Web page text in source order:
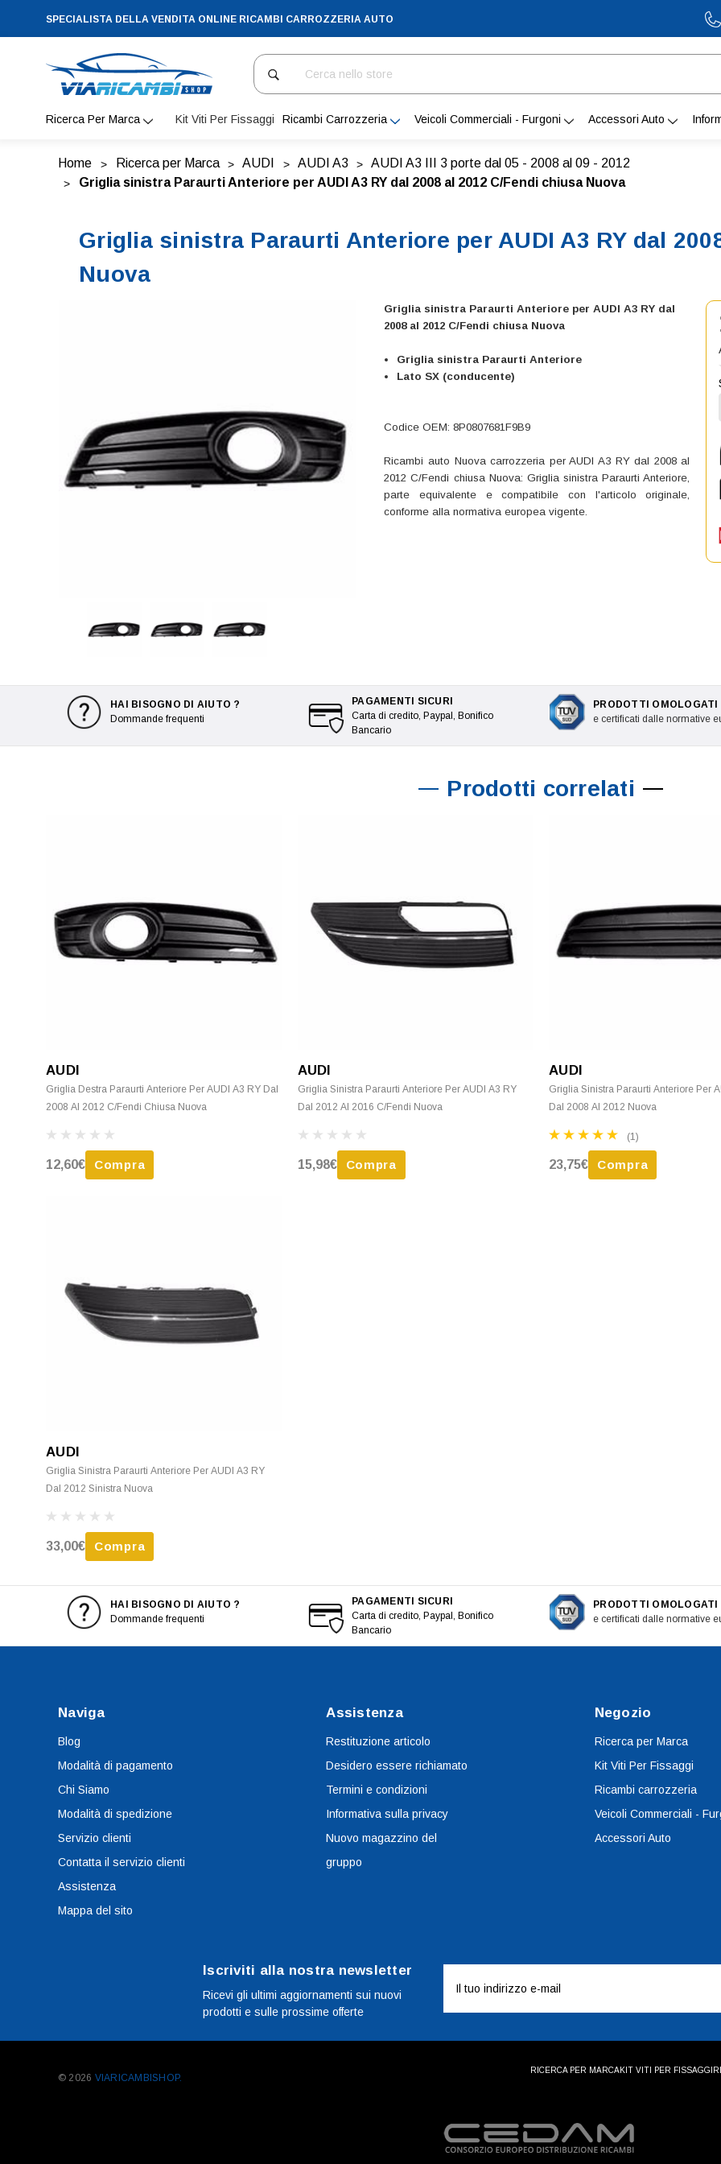
SPECIALISTA DELLA VENDITA ONLINE RICAMBI CARROZZERIA AUTO
Cerca
Ricerca Per Marca Kit Viti Per Fissaggi Ricambi Carrozzeria Veicoli Commerciali - Furgoni Accessori Auto
Home Ricerca per Marca AUDI AUDI A3
AUDI A3 III 3 porte dal 05 - 2008 al 09 - 2012
Griglia sinistra Paraurti Anteriore per AUDI A3 RY dal 2008 al 2012 C/Fendi chiusa Nuova
Griglia sinistra Paraurti Anteriore per AUDI A3 RY dal
Nuova
Griglia sinistra Paraurti Anteriore per AUDI A3 RY dal
2008 al 2012 C/Fendi chiusa Nuova
Griglia sinistra Paraurti Anteriore
Lato SX (conducente)
Codice OEM: 8P0807681F9B9
Ricambi auto Nuova carrozzeria per AUDI A3 RY dal 2008 al
2012 C/Fendi chiusa Nuova: Griglia sinistra Paraurti Anteriore,
parte equivalente e compatibile con l'articolo originale,
conforme alla normativa europea vigente.
HAI BISOGNO DI AIUTO ?
Dommande frequenti
PAGAMENTI SICURI
Carta di credito, Paypal, Bonifico
Bancario
PRODOTTI OMOLOGATI
e certificati dalle normative
Prodotti correlati
AUDI
Griglia Destra Paraurti Anteriore Per AUDI A3 RY Dal
2008 Al 2012 C/Fendi Chiusa Nuova
12,60€ Compra
AUDI
Griglia Sinistra Paraurti Anteriore Per AUDI A3 RY
Dal 2012 Al 2016 C/Fendi Nuova
15,98€ Compra
AUDI
Griglia Sinistra Paraurti Anteriore Per
Dal 2008 Al 2012 Nuova
(1)
23,75€ Compra
AUDI
Griglia Sinistra Paraurti Anteriore Per AUDI A3 RY
Dal 2012 Sinistra Nuova
33,00€ Compra
HAI BISOGNO DI AIUTO ?
Dommande frequenti
PAGAMENTI SICURI
Carta di credito, Paypal, Bonifico
Bancario
PRODOTTI OMOLOGATI
e certificati dalle normative
Naviga
Blog
Modalità di pagamento
Chi Siamo
Modalità di spedizione
Servizio clienti
Contatta il servizio clienti
Assistenza
Mappa del sito
Assistenza
Restituzione articolo
Desidero essere richiamato
Termini e condizioni
Informativa sulla privacy
Nuovo magazzino del
gruppo
Negozio
Ricerca per Marca
Kit Viti Per Fissaggi
Ricambi carrozzeria
Veicoli Commerciali -
Accessori Auto
Iscriviti alla nostra newsletter
Ricevi gli ultimi aggiornamenti sui nuovi
prodotti e sulle prossime offerte
mail
© 2026 VIARICAMBISHOP.
RICERCA PER MARCAKIT VITI PER FISSAGGI